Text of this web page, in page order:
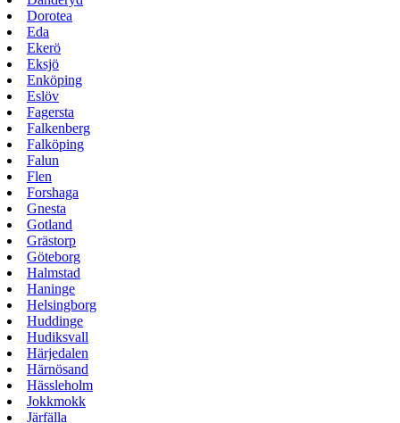
Dorotea
Eda
Ekerö
Eksjö
Enköping
Eslöv
Fagersta
Falkenberg
Falköping
Falun
Flen
Forshaga
Gnesta
Gotland
Grästorp
Göteborg
Halmstad
Haninge
Helsingborg
Huddinge
Hudiksvall
Härjedalen
Härnösand
Hässleholm
Jokkmokk
Järfälla